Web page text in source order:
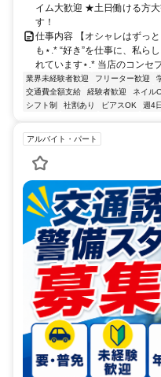
イム大歓迎 ★土日働ける方
す！
仕事内容 【オシャレはずっ
も⋆.* “好き”を仕事に、私ら
れています⋆.* 当店のコンセ
業界未経験者歓迎 フリーター歓迎
交通費全額支給
経験者歓迎 ネイル
シフト制
社割あり ピアスOK 週4
アルバイト・パート